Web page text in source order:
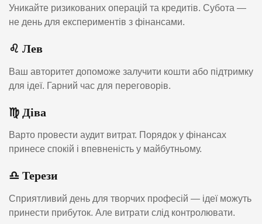
Уникайте ризикованих операцій та кредитів. Субота —
не день для експериментів з фінансами.
♌ Лев
Ваш авторитет допоможе залучити кошти або підтримку
для ідеї. Гарний час для переговорів.
♍ Діва
Варто провести аудит витрат. Порядок у фінансах
принесе спокій і впевненість у майбутньому.
♎ Терези
Сприятливий день для творчих професій — ідеї можуть
принести прибуток. Але витрати слід контролювати.